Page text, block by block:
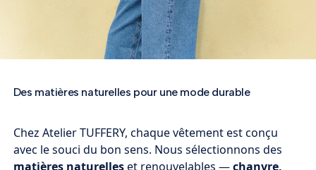
Des matières naturelles pour une mode durable
Chez Atelier TUFFERY, chaque vêtement est conçu
avec le souci du bon sens. Nous sélectionnons des
matières naturelleset renouvelables —chanvre,